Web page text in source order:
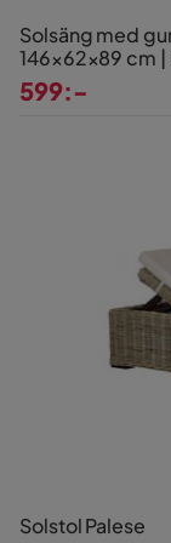
Solsäng med
146×62×89 cm
599:-
Solstol Palese